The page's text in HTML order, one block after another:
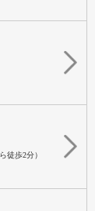
徒歩2分）